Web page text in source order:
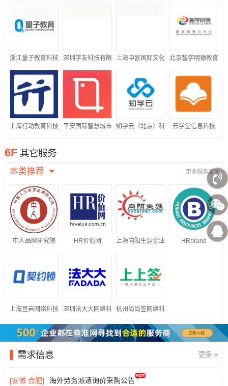
浙江量子教育科技
股份有限公司
深圳学友科技有限 上海中欧国际文化 北京智学明德教育
上海行动教育科技 平安国际智慧城市 知学云（北京）科 云学堂信息科技
6F 其它服务
本类推荐 更多服务商
中人品牌研究院 HR价值网 上海向阳生涯企业 HRbrand
上海亘岩网络科技
有限公司
深圳法大大网络科
技有限公司
杭州尚尚签网络科
技有限公司
需求信息 更多
[安徽 合肥]
海外劳务派遣询价采购公告